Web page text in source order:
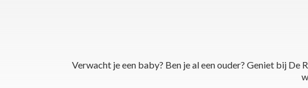
Verwacht je een baby? Ben je al een ouder? Geniet bij